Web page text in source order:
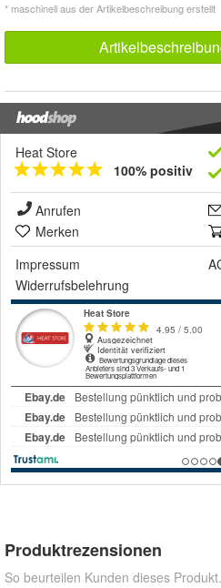
* maschinell aus der Artikelbeschreibung erstellt
Heat Store
100% positiv
Anrufen
Merken
Impressum
Widerrufsbelehrung
Produktrezensionen
So beurteilen Kunden dieses Produkt.